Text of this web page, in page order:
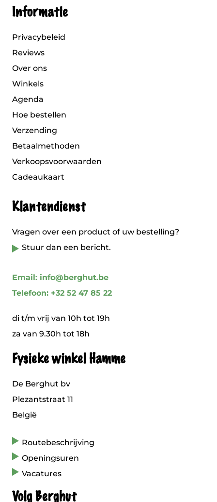
Informatie
Privacybeleid
Reviews
Over ons
Winkels
Agenda
Hoe bestellen
Verzending
Betaalmethoden
Verkoopsvoorwaarden
Cadeaukaart
Klantendienst
Vragen over een product of uw bestelling?
Stuur dan een bericht.
Email: info@berghut.be
Telefoon: +32 52 47 85 22
di t/m vrij van 10h tot 19h
za van 9.30h tot 18h
Fysieke winkel Hamme
De Berghut bv
Plezantstraat 11
België
Routebeschrijving
Openingsuren
Vacatures
Volg Berghut